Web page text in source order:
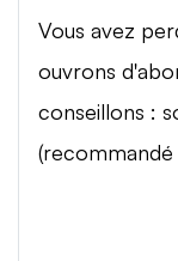
Vous avez
ouvrons
conseillons :
(recommandé